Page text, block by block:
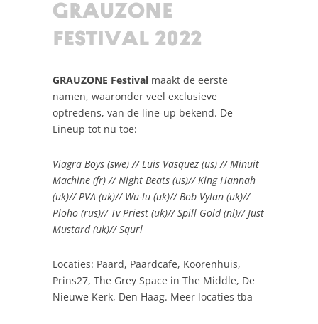
GRAUZONE
FESTIVAL 2022
GRAUZONE Festival maakt de eerste
namen, waaronder veel exclusieve
optredens, van de line-up bekend. De
Lineup tot nu toe:
Viagra Boys (swe) // Luis Vasquez (us) // Minuit
Machine (fr) // Night Beats (us)// King Hannah
(uk)// PVA (uk)// Wu-lu (uk)// Bob Vylan (uk)//
Ploho (rus)// Tv Priest (uk)// Spill Gold (nl)// Just
Mustard (uk)// Squrl
Locaties: Paard, Paardcafe, Koorenhuis,
Prins27, The Grey Space in The Middle, De
Nieuwe Kerk, Den Haag. Meer locaties tba